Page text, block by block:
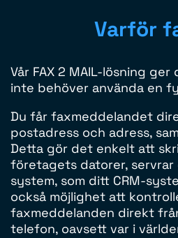
Varför
Vår FAX 2 MAIL-lösning
inte behöver använda en
Du får faxmeddelandet
postadress och adress,
Detta gör det enkelt att
företagets datorer, servrar
system, som ditt CRM-
också möjlighet att
faxmeddelanden direkt
telefon, oavsett var i